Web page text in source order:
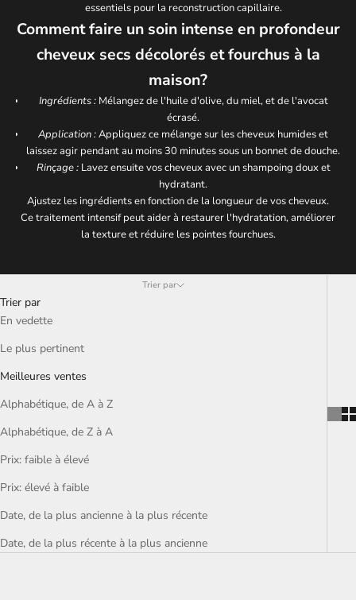
essentiels pour la reconstruction capillaire.
Comment faire un soin intense en profondeur
cheveux secs décolorés et fourchus à la
maison?
Ingrédients :Mélangez de l'huile d'olive, du miel, et de l'avocat
écrasé.
Application :Appliquez ce mélange sur les cheveux humides et
laissez agir pendant au moins 30 minutes sous un bonnet de douche.
Rinçage :Lavez ensuite vos cheveux avec un shampoing doux et
hydratant.
Ajustez les ingrédients en fonction de la longueur de vos cheveux.
Ce traitement intensif peut aider à restaurer l'hydratation, améliorer
la texture et réduire les pointes fourchues.
Trier par
Trier par
En vedette
Le plus pertinent
Meilleures ventes
Alphabétique, de A à Z
Alphabétique, de Z à A
Prix: faible à élevé
Prix: élevé à faible
Date, de la plus ancienne à la plus récente
Date, de la plus récente à la plus ancienne